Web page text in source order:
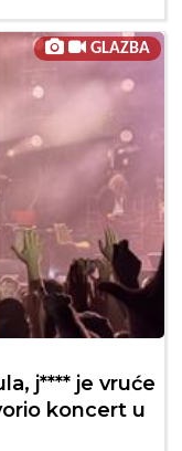
GLAZBA
j**** je vruće
koncert u